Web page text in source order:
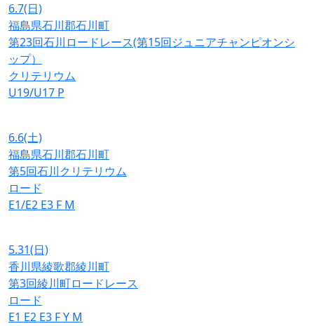
6.7(日)
福島県石川郡石川町
第23回石川ロードレース(第15回ジュニアチャンピオンシ
ップ）
クリテリウム
U19/U17 P
6.6(土)
福島県石川郡石川町
第5回石川クリテリウム
ロード
E1/E2 E3 F M
5.31(日)
香川県綾歌郡綾川町
第3回綾川町ロードレース
ロード
E1 E2 E3 FY M